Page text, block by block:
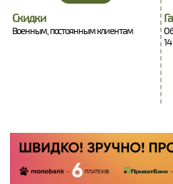
Скидки
Военным, постоянным клиентам